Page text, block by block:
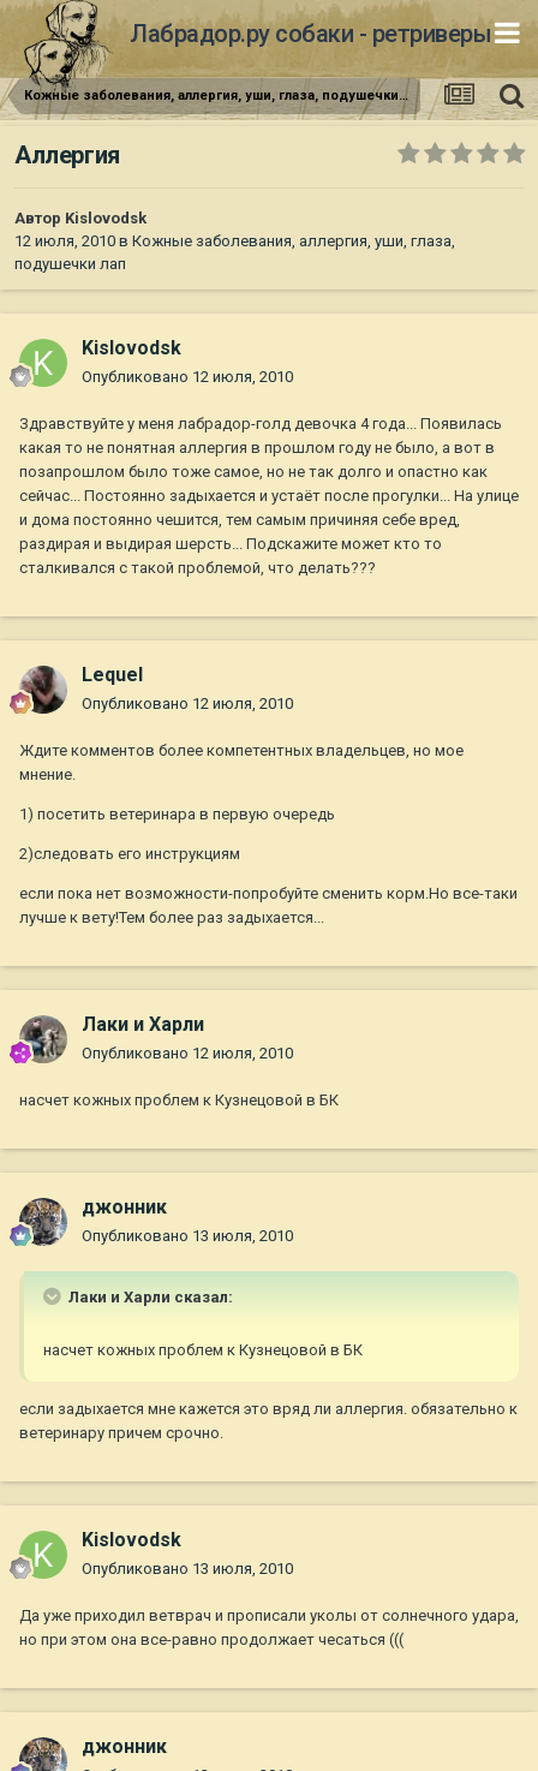
Лабрадор.ру собаки - ретриверы
Кожные заболевания, аллергия, уши, глаза, подушечки лап
Аллергия
Автор Kislovodsk
12 июля, 2010 в Кожные заболевания, аллергия, уши, глаза,
подушечки лап
Kislovodsk
Опубликовано 12 июля, 2010
Здравствуйте у меня лабрадор-голд девочка 4 года... Появилась
какая то не понятная аллергия в прошлом году не было, а вот в
позапрошлом было тоже самое, но не так долго и опастно как
сейчас... Постоянно задыхается и устаёт после прогулки... На улице
и дома постоянно чешится, тем самым причиняя себе вред,
раздирая и выдирая шерсть... Подскажите может кто то
сталкивался с такой проблемой, что делать???
Lequel
Опубликовано 12 июля, 2010
Ждите комментов более компетентных владельцев, но мое
мнение.
1) посетить ветеринара в первую очередь
2)следовать его инструкциям
если пока нет возможности-попробуйте сменить корм.Но все-таки
лучше к вету!Тем более раз задыхается...
Лаки и Харли
Опубликовано 12 июля, 2010
насчет кожных проблем к Кузнецовой в БК
джонник
Опубликовано 13 июля, 2010
Лаки и Харли сказал:
насчет кожных проблем к Кузнецовой в БК
если задыхается мне кажется это вряд ли аллергия. обязательно к
ветеринару причем срочно.
Kislovodsk
Опубликовано 13 июля, 2010
Да уже приходил ветврач и прописали уколы от солнечного удара,
но при этом она все-равно продолжает чесаться (((
джонник